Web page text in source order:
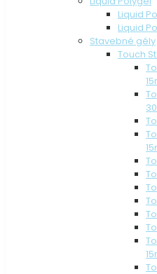
Liquid
Liquid
Stavebné gély
Touch